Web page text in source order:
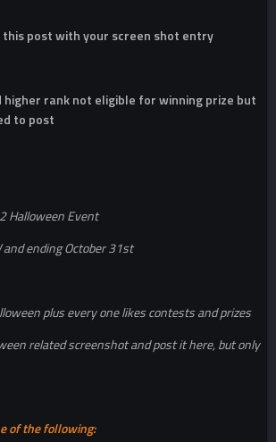
this post with your screen shot entry
higher rank not eligible for winning prize but
to post
Halloween Event
ending October 31st
plus every one likes contests and prizes
related screenshot and post it here, but only
of the following: